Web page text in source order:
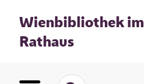
Wienbibliothek im
Rathaus